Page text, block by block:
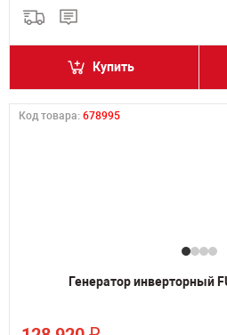
Купить
Код товара: 678995
Генератор инверторный